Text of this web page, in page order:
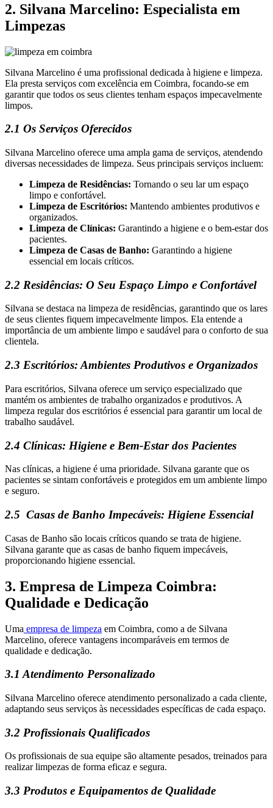
2. Silvana Marcelino: Especialista em
Limpezas
Silvana Marcelino é uma profissional dedicada à higiene e limpeza.
Ela presta serviços com excelência em Coimbra, focando-se em
garantir que todos os seus clientes tenham espaços impecavelmente
limpos.
2.1 Os Serviços Oferecidos
Silvana Marcelino oferece uma ampla gama de serviços, atendendo
diversas necessidades de limpeza. Seus principais serviços incluem:
Limpeza de Residências: Tornando o seu lar um espaço
limpo e confortável.
Limpeza de Escritórios: Mantendo ambientes produtivos e
organizados.
Limpeza de Clínicas: Garantindo a higiene e o bem-estar dos
pacientes.
Limpeza de Casas de Banho: Garantindo a higiene
essencial em locais críticos.
2.2 Residências: O Seu Espaço Limpo e Confortável
Silvana se destaca na limpeza de residências, garantindo que os lares
de seus clientes fiquem impecavelmente limpos. Ela entende a
importância de um ambiente limpo e saudável para o conforto de sua
clientela.
2.3 Escritórios: Ambientes Produtivos e Organizados
Para escritórios, Silvana oferece um serviço especializado que
mantém os ambientes de trabalho organizados e produtivos. A
limpeza regular dos escritórios é essencial para garantir um local de
trabalho saudável.
2.4 Clínicas: Higiene e Bem-Estar dos Pacientes
Nas clínicas, a higiene é uma prioridade. Silvana garante que os
pacientes se sintam confortáveis ​​e protegidos em um ambiente limpo
e seguro.
2.5 Casas de Banho Impecáveis: Higiene Essencial
Casas de Banho são locais críticos quando se trata de higiene.
Silvana garante que as casas de banho fiquem impecáveis,
proporcionando higiene essencial.
3. Empresa de Limpeza Coimbra:
Qualidade e Dedicação
Uma empresa de limpeza em Coimbra, como a de Silvana
Marcelino, oferece vantagens incomparáveis ​​em termos de
qualidade e dedicação.
3.1 Atendimento Personalizado
Silvana Marcelino oferece atendimento personalizado a cada cliente,
adaptando seus serviços às necessidades específicas de cada espaço.
3.2 Profissionais Qualificados
Os profissionais de sua equipe são altamente pesados, treinados para
realizar limpezas de forma eficaz e segura.
3.3 Produtos e Equipamentos de Qualidade